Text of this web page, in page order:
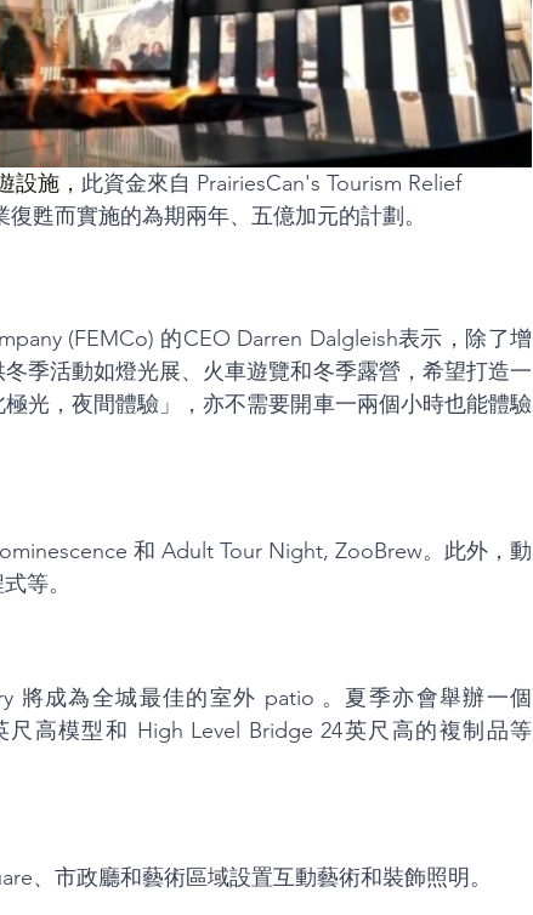
設施， 此資金來自 PrairiesCan's Tourism Relief
甦而實施的為期兩年、五億加元的計劃。
(FEMCo) 的CEO Darren Dalgleish表示，除了增
季活動如燈光展、火車遊覽和冬季露營，希望打造一
光，夜間體驗」，亦不需要開車一兩個小時也能體驗
和 Adult Tour Night, ZooBrew。此外，動
等。
將成為全城最佳的室外 patio 。夏季亦會舉辦一個
高模型和 High Level Bridge 24英尺高的複制品等
、市政廳和藝術區域設置互動藝術和裝飾照明。